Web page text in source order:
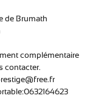
de Brumath
complémentaire
contacter.